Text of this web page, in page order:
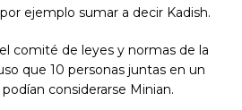
ejemplo sumar a decir Kadish.
comité de leyes y normas de la
que 10 personas juntas en un
considerarse Minian.